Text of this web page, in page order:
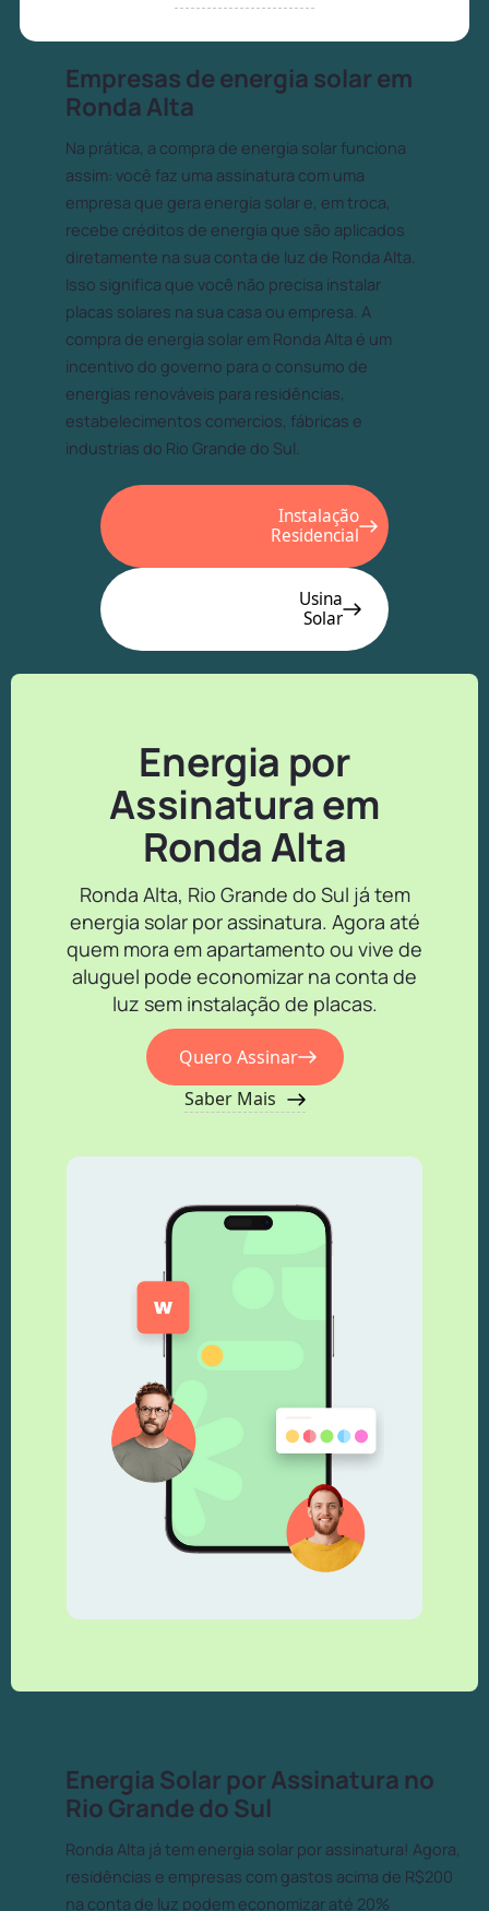
Empresas de energia solar em
Ronda Alta
Na prática, a compra de energia solar funciona
assim: você faz uma assinatura com uma
empresa que gera energia solar e, em troca,
recebe créditos de energia que são aplicados
diretamente na sua conta de luz de Ronda Alta.
Isso significa que você não precisa instalar
placas solares na sua casa ou empresa. A
compra de energia solar em Ronda Alta é um
incentivo do governo para o consumo de
energias renováveis para residências,
estabelecimentos comercios, fábricas e
industrias do Rio Grande do Sul.
Instalação
Residencial
Usina
Solar
Energia por
Assinatura em
Ronda Alta
Ronda Alta, Rio Grande do Sul já tem
energia solar por assinatura. Agora até
quem mora em apartamento ou vive de
aluguel pode economizar na conta de
luz sem instalação de placas.
Quero Assinar
Saber Mais
Energia Solar por Assinatura no
Rio Grande do Sul
Ronda Alta já tem energia solar por assinatura! Agora,
residências e empresas com gastos acima de R$200
na conta de luz podem economizar até 20%